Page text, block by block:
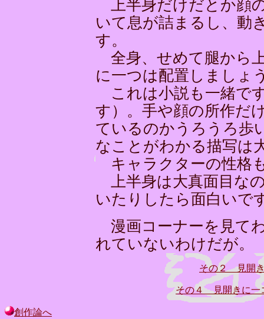
上半身だけだとか顔
いて息が詰まるし、動
す。
全身、せめて腿から
に一つは配置しましょ
これは小説も一緒で
す）。手や顔の所作だ
ているのかうろうろ歩
なことがわかる描写は
キャラクターの性格
上半身は大真面目な
いたりしたら面白いで
漫画コーナーを見て
れていないわけだが。
その２ 見開
その４ 見開きに一
創作論へ